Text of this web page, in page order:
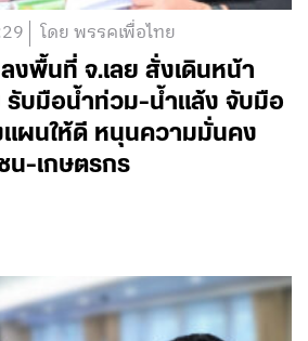
โดย พรรคเพื่อไทย
ลงพื้นที่ จ.เลย สั่งเดินหน้า
บมือน้ำท่วม-น้ำแล้ง จับมือ
ผนให้ดี หนุนความมั่นคง
น-เกษตรกร